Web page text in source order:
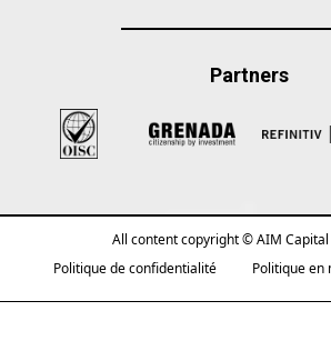
Partners
All content copyright © AIM
Politique de confidentialité
Politique en